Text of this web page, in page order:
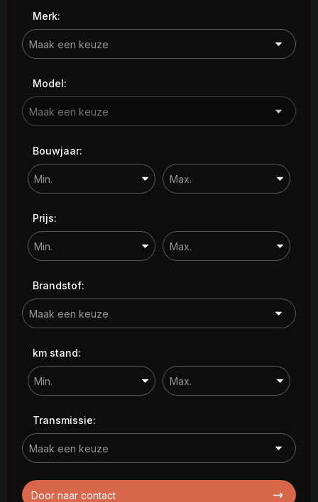
Merk:
Model:
Bouwjaar:
Prijs:
Brandstof:
km stand:
Transmissie:
Door naar contact